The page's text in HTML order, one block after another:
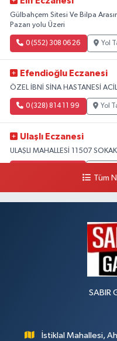
Gülbahçem Sitesi Ve Bilpa
Pazarı yolu Üzeri
0 (552) 308 06 26 Yol
Efendioğlu Eczanesi
ÖZEL İBNİ SİNA HASTANESİ ACİL
0 (328) 814 11 99 Yol
Ulaşlı Eczanesi
ULAŞLI MAHALLESİ 11507
Tüm
SABIR
İstiklal Mahallesi,